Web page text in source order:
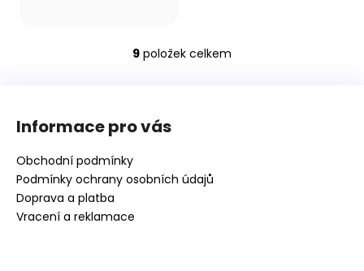
O
c
í
9 položek celkem
Informace pro vás
Obchodní podmínky
Podmínky ochrany osobních údajů
Doprava a platba
Vracení a reklamace